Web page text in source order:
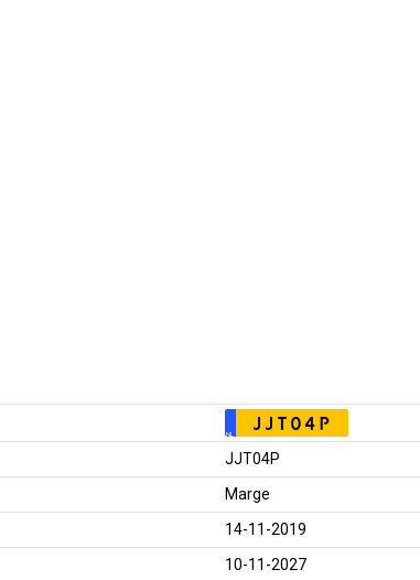
NL JJT04P
JJT04P
Marge
14-11-2019
10-11-2027